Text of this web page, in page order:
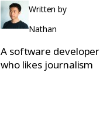
Written by
Nathan
A software developer
who likes journalism